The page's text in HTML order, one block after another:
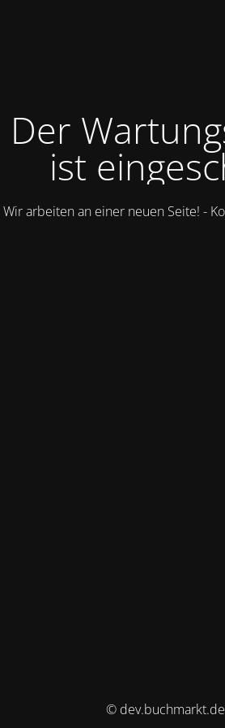
Der
ist
Wir arbeiten an einer neuen Seite! -
©